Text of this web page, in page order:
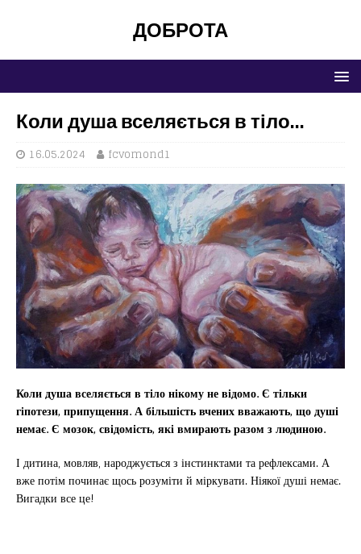
ДОБРОТА
Коли душа вселяється в тіло…
16.05.2024 fcvomond1
Коли душа вселяється в тіло нікому не відомо. Є тільки
гіпотези, припущення. А більшість вчених вважають, що душі
немає. Є мозок, свідомість, які вмирають разом з людиною.
І дитина, мовляв, народжується з інстинктами та рефлексами. А
вже потім починає щось розуміти й міркувати. Ніякої душі немає.
Вигадки все це!